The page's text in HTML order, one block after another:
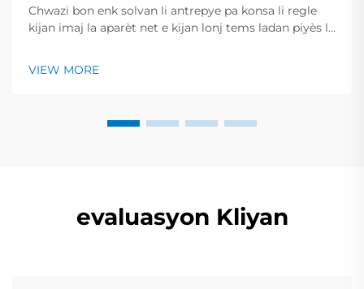
Chwazi bon enk solvan li antrepye pa konsa li regle
kijan imaj la aparèt net e kijan lonj tems ladan piyès la
esentiel pou chek avan...
VIEW MORE
evaluasyon Kliyan